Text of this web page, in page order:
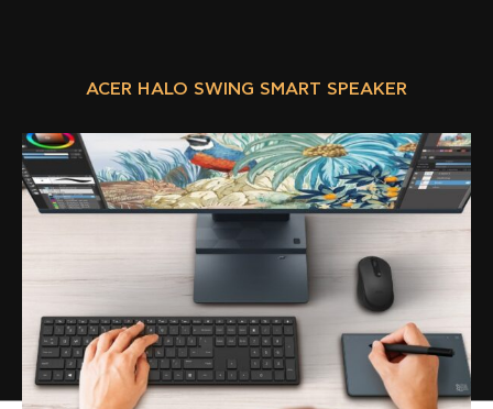
ACER HALO SWING SMART SPEAKER